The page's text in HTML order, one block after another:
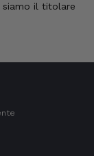
siamo il titolare